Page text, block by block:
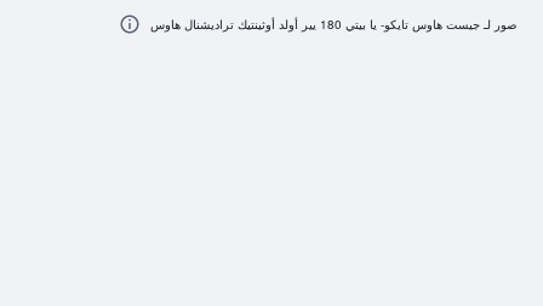
صور لـ جيست هاوس تايكو- يا بيتي 180 يير أولد أوثينتيك تراديشنال هاوس